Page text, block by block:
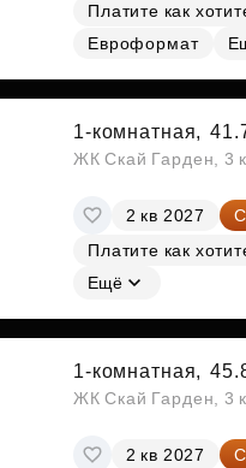
Платите как
Евроформат
1-комнатная,
ЖК Скай Гарден, 3
2 кв 2027
Платите как
Ещё
1-комнатная,
ЖК Скай Гарден, 3
2 кв 2027